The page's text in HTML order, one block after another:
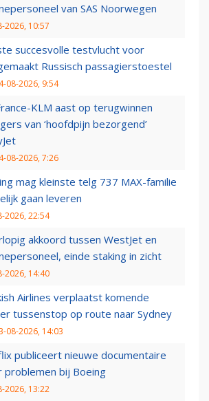
van SAS Noorwegen
2026, 10:57
succesvolle testvlucht voor
Russisch passagierstoestel
08-2026, 9:54
KLM aast op terugwinnen
van ‘hoofdpijn bezorgend’
08-2026, 7:26
mag kleinste telg 737 MAX-familie
gaan leveren
2026, 22:54
akkoord tussen WestJet en
einde staking in zicht
2026, 14:40
Airlines verplaatst komende
tussenstop op route naar Sydney
08-2026, 14:03
publiceert nieuwe documentaire
problemen bij Boeing
2026, 13:22